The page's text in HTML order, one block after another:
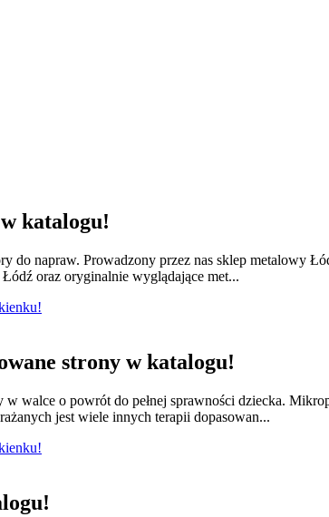
katalogu!
do napraw. Prowadzony przez nas sklep metalowy
oraz oryginalnie wyglądające met...
strony w katalogu!
walce o powrót do pełnej sprawności dziecka.
jest wiele innych terapii dopasowan...